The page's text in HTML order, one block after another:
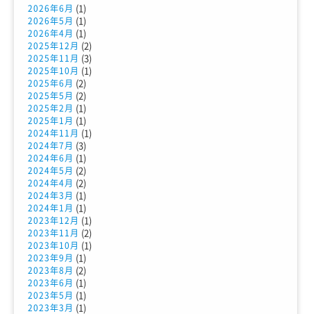
2026年6月 (1)
2026年5月 (1)
2026年4月 (1)
2025年12月 (2)
2025年11月 (3)
2025年10月 (1)
2025年6月 (2)
2025年5月 (2)
2025年2月 (1)
2025年1月 (1)
2024年11月 (1)
2024年7月 (3)
2024年6月 (1)
2024年5月 (2)
2024年4月 (2)
2024年3月 (1)
2024年1月 (1)
2023年12月 (1)
2023年11月 (2)
2023年10月 (1)
2023年9月 (1)
2023年8月 (2)
2023年6月 (1)
2023年5月 (1)
2023年3月 (1)